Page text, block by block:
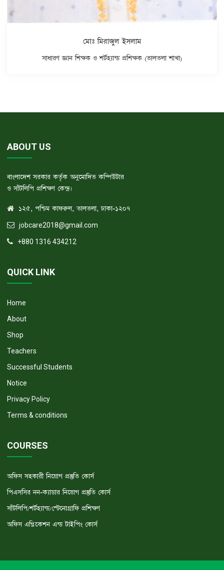
মোঃ মিরাজুল ইসলাম
সাধারণ জ্ঞান শিক্ষক ও শর্টহ্যান্ড প্রশিক্ষক (তালতলা শাখা)
ABOUT US
বাংলাদেশ সরকার কর্তৃক অনুমোদিত কম্পিউটার
ও সাঁটলিপি প্রশিক্ষণ কেন্দ্র।
১২৫, পশ্চিম কাফরুল, তালতলা, ঢাকা-১২০৭
jobcare2018@gmail.com
+880 1316 434212
QUICK LINK
Home
About
Shop
Teachers
Successful Students
Notice
Privacy Policy
Terms & conditions
COURSES
অফিস সহকারী নিয়োগ প্রস্তুতি কোর্স
পিএসসির নন-ক্যাডার নিয়োগ প্রস্তুতি কোর্স
সাঁটলিপি/শর্টহ্যান্ড/স্টেনোগ্রাফি প্রশিক্ষণ
অফিস এপ্লিকেশন এন্ড টাইপিং কোর্স